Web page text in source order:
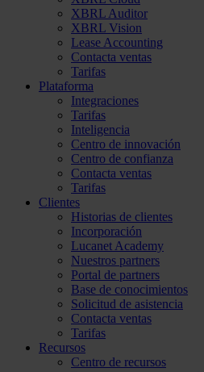
XBRL Auditor
XBRL Vision
Lease Accounting
Contacta ventas
Tarifas
Plataforma
Integraciones
Tarifas
Inteligencia
Centro de innovación
Centro de confianza
Contacta ventas
Tarifas
Clientes
Historias de clientes
Incorporación
Lucanet Academy
Nuestros partners
Portal de partners
Base de conocimientos
Solicitud de asistencia
Contacta ventas
Tarifas
Recursos
Centro de recursos